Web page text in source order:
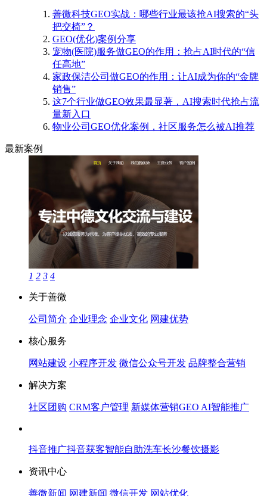
善微科技GEO实战：哪些行业最该抢AI搜索的“头
把交椅”？
GEO(优化)案例分享
宠物(医院)服务做GEO的作用：抢占AI时代的“信
任高地”
家政保洁公司做GEO的作用：让AI成为你的“金牌
销售”
这7个行业做GEO效果最显著，AI搜索时代抢占流
量新入口
物业公司GEO优化案例，社区服务怎么被AI推荐
最新案例
1 2 3 4
关于善微
公司简介 企业理念 企业文化 网建优势
核心服务
网站建设 小程序开发 微信公众号开发 品牌整合营销
解决方案
社区团购 CRM客户管理 新媒体营销GEO AI智能推广
抖音推广抖音获客智能自助洗车长沙餐饮摄影
资讯中心
善微新闻 网建新闻 微信开发 网站优化